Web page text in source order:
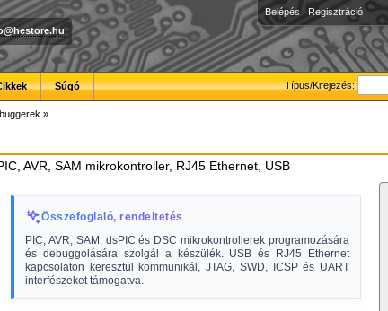
Belépés | Regisztráció
Típus/Kifejezés:
Súgó
»
AVR, SAM mikrokontroller, RJ45 Ethernet, USB
Összefoglaló, rendeltetés
PIC, AVR, SAM, dsPIC és DSC mikrokontrollerek programozására
és debuggolására szolgál a készülék. USB és RJ45 Ethernet
kapcsolaton keresztül kommunikál, JTAG, SWD, ICSP és UART
interfészeket támogatva.